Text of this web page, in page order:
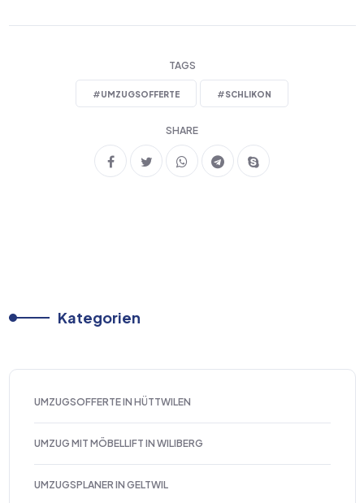
TAGS
#UMZUGSOFFERTE #SCHLIKON
SHARE
Kategorien
UMZUGSOFFERTE IN HÜTTWILEN
UMZUG MIT MÖBELLIFT IN WILIBERG
UMZUGSPLANER IN GELTWIL